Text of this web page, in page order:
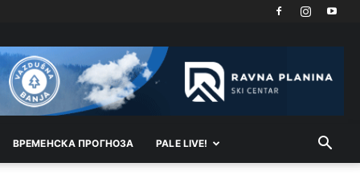
ВРEМEНСКА ПРОГНОЗА PALE LIVE!
pomoćnike (koji zapravo glasaju po nalogu
političkih partija, a ne po želji birača).
Анонимно2818605 11:28
BiH, u Bosni i Hercegovini je 1.229.972 građana
stanovništva starijeg od 10 godina